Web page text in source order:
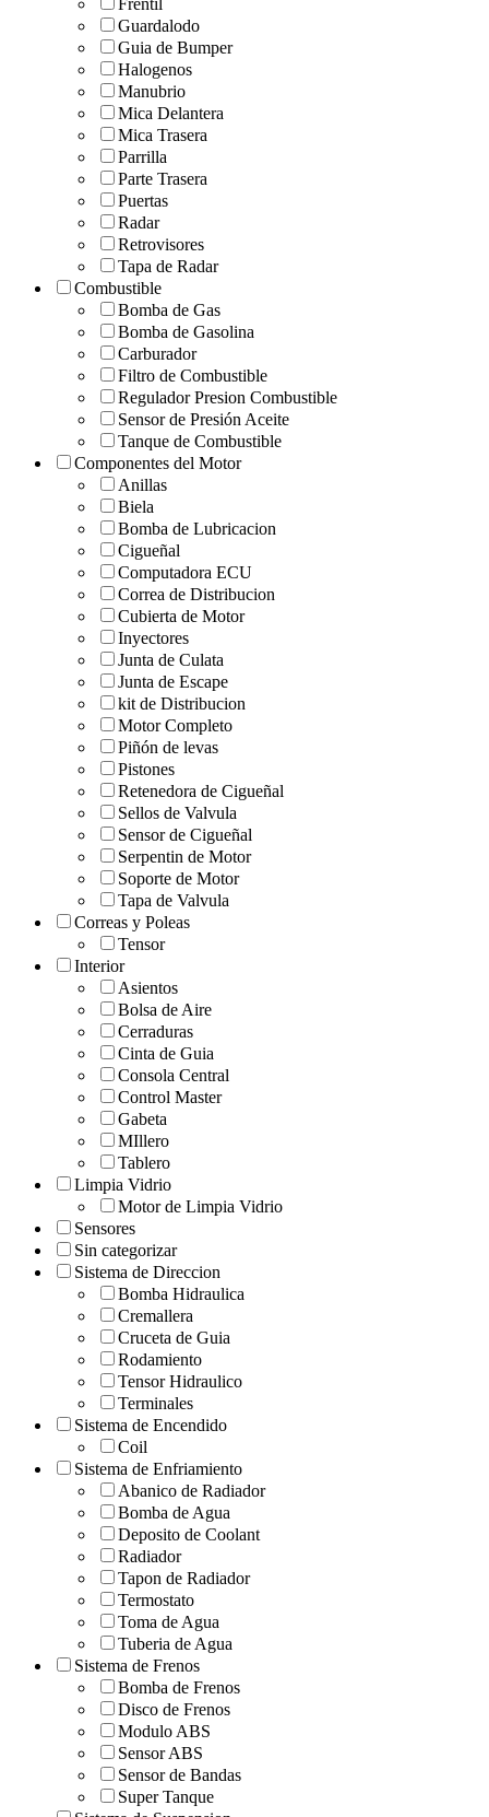
Frentil
Guardalodo
Guia de Bumper
Halogenos
Manubrio
Mica Delantera
Mica Trasera
Parrilla
Parte Trasera
Puertas
Radar
Retrovisores
Tapa de Radar
Combustible
Bomba de Gas
Bomba de Gasolina
Carburador
Filtro de Combustible
Regulador Presion Combustible
Sensor de Presión Aceite
Tanque de Combustible
Componentes del Motor
Anillas
Biela
Bomba de Lubricacion
Cigueñal
Computadora ECU
Correa de Distribucion
Cubierta de Motor
Inyectores
Junta de Culata
Junta de Escape
kit de Distribucion
Motor Completo
Piñón de levas
Pistones
Retenedora de Cigueñal
Sellos de Valvula
Sensor de Cigueñal
Serpentin de Motor
Soporte de Motor
Tapa de Valvula
Correas y Poleas
Tensor
Interior
Asientos
Bolsa de Aire
Cerraduras
Cinta de Guia
Consola Central
Control Master
Gabeta
MIllero
Tablero
Limpia Vidrio
Motor de Limpia Vidrio
Sensores
Sin categorizar
Sistema de Direccion
Bomba Hidraulica
Cremallera
Cruceta de Guia
Rodamiento
Tensor Hidraulico
Terminales
Sistema de Encendido
Coil
Sistema de Enfriamiento
Abanico de Radiador
Bomba de Agua
Deposito de Coolant
Radiador
Tapon de Radiador
Termostato
Toma de Agua
Tuberia de Agua
Sistema de Frenos
Bomba de Frenos
Disco de Frenos
Modulo ABS
Sensor ABS
Sensor de Bandas
Super Tanque